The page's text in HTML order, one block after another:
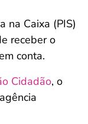
na Caixa (PIS)
receber o
conta.
Cidadão, o